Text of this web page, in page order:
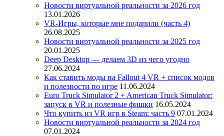
Новости виртуальной реальности за 2026 год
13.01.2026
VR-Игры, которые мне подарили (часть 4)
26.08.2025
Новости виртуальной реальности за 2025 год
20.01.2025
Deep Desktop — делаем 3D из чего угодно
27.06.2024
Как ставить моды на Fallout 4 VR + список модов
и полезности по игре 11.06.2024
Euro Truck Simulator 2 + American Truck Simulator:
запуск в VR и полезные фишки 16.05.2024
Что купить из VR игр в Steam: часть 9 07.01.2024
Новости виртуальной реальности за 2024 год
07.01.2024